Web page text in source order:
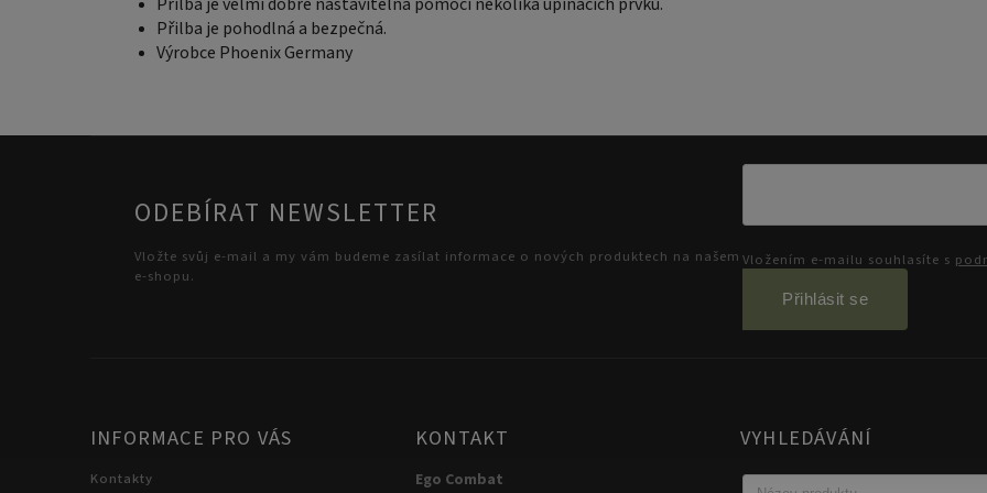
Přilba je velmi dobře nastavitelná pomocí několika upínacích prvků.
Přilba je pohodlná a bezpečná.
Výrobce Phoenix Germany
ODEBÍRAT NEWSLETTER
Vložte svůj e-mail a my vám budeme zasílat informace o nových produktech na našem
e-shopu.
Vložením e-mailu souhlasíte s
Přihlásit se
INFORMACE PRO VÁS
Kontakty
KONTAKT
Ego Combat
VYHLEDÁVÁNÍ